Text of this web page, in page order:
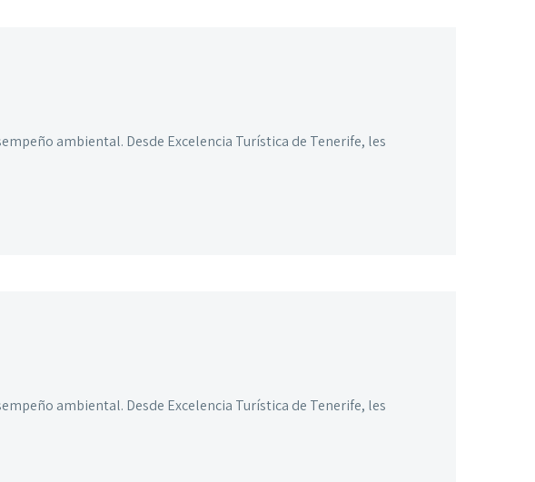
ambiental. Desde Excelencia Turística de Tenerife, les
ambiental. Desde Excelencia Turística de Tenerife, les